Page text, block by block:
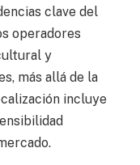
clave del
operadores
y
más allá de la
incluye